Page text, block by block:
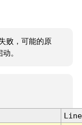
败，可能的原
。
Line